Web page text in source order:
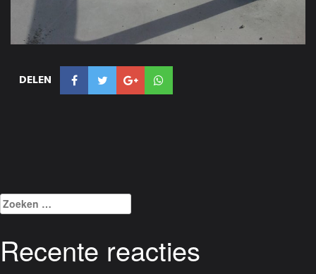
DELEN
Zoeken
naar:
Recente reacties